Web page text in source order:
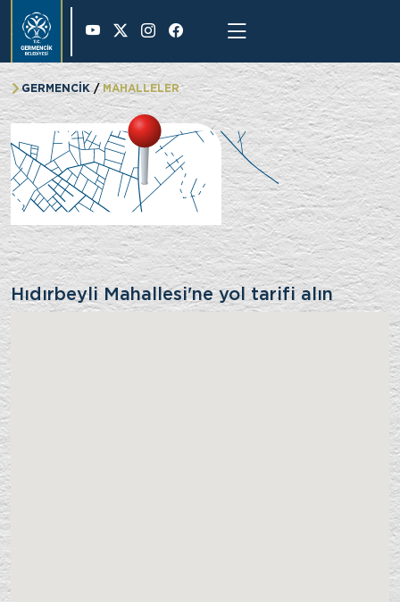
36 °
GERMENCİK MAHALLELER
Hıdırbeyli Mahallesi
Hıdırbeyli Mahallesi'ne yol tarifi alın